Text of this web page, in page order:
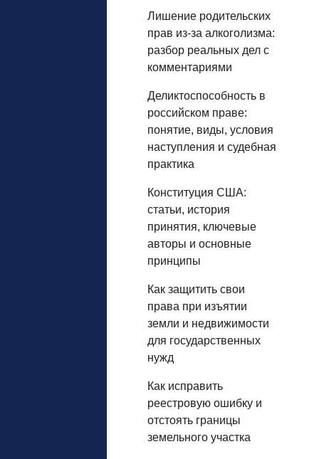
Лишение родительских
прав из‑за алкоголизма:
разбор реальных дел с
комментариями
Деликтоспособность в
российском праве:
понятие, виды, условия
наступления и судебная
практика
Конституция США:
статьи, история
принятия, ключевые
авторы и основные
принципы
Как защитить свои
права при изъятии
земли и недвижимости
для государственных
нужд
Как исправить
реестровую ошибку и
отстоять границы
земельного участка